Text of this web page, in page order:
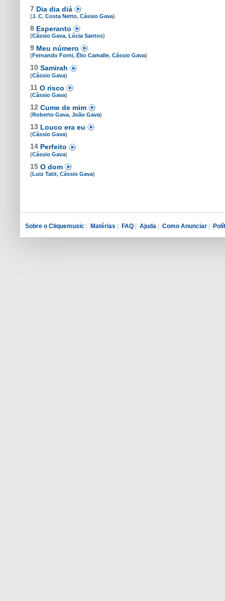
7 Dia dia diá
(J. C. Costa Netto, Cássio Gava)
8 Esperanto
(Cássio Gava, Lúcia Santos)
9 Meu número
(Fernando Forni, Élio Camalle, Cássio Gava)
10 Samirah
(Cássio Gava)
11 O risco
(Cássio Gava)
12 Cume de mim
(Roberto Gava, João Gava)
13 Louco era eu
(Cássio Gava)
14 Perfeito
(Cássio Gava)
15 O dom
(Luiz Tatit, Cássio Gava)
Sobre o Cliquemusic Matérias FAQ Ajuda Como Anunciar